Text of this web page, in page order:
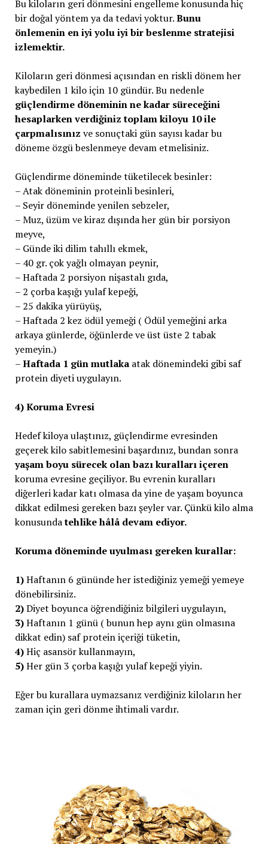
Bu kiloların geri dönmesini engelleme konusunda hiç
bir doğal yöntem ya da tedavi yoktur.Bunu
önlemenin en iyi yolu iyi bir beslenme stratejisi
izlemektir.
Kiloların geri dönmesi açısından en riskli dönem her
kaybedilen 1 kilo için 10 gündür. Bu nedenle
güçlendirme döneminin ne kadar süreceğini
hesaplarken verdiğiniz toplam kiloyu 10 ile
çarpmalısınız ve sonuçtaki gün sayısı kadar bu
döneme özgü beslenmeye devam etmelisiniz.
Güçlendirme döneminde tüketilecek besinler:
– Atak döneminin proteinli besinleri,
– Seyir döneminde yenilen sebzeler,
– Muz, üzüm ve kiraz dışında her gün bir porsiyon
meyve,
– Günde iki dilim tahıllı ekmek,
– 40 gr. çok yağlı olmayan peynir,
– Haftada 2 porsiyon nişastalı gıda,
– 2 çorba kaşığı yulaf kepeği,
– 25 dakika yürüyüş,
– Haftada 2 kez ödül yemeği ( Ödül yemeğini arka
arkaya günlerde, öğünlerde ve üst üste 2 tabak
yemeyin.)
–Haftada 1 gün mutlakaatak dönemindeki gibi saf
protein diyeti uygulayın.
4) Koruma Evresi
Hedef kiloya ulaştınız, güçlendirme evresinden
geçerek kilo sabitlemesini başardınız, bundan sonra
yaşam boyu sürecek olan bazı kuralları içeren
koruma evresine geçiliyor. Bu evrenin kuralları
diğerleri kadar katı olmasa da yine de yaşam boyunca
dikkat edilmesi gereken bazı şeyler var. Çünkü kilo alma
konusundatehlike hâlâ devam ediyor.
Koruma döneminde uyulması gereken kurallar:
1)Haftanın 6 gününde her istediğiniz yemeği yemeye
dönebilirsiniz.
2)Diyet boyunca öğrendiğiniz bilgileri uygulayın,
3)Haftanın 1 günü ( bunun hep aynı gün olmasına
dikkat edin) saf protein içeriği tüketin,
4)Hiç asansör kullanmayın,
5)Her gün 3 çorba kaşığı yulaf kepeği yiyin.
Eğer bu kurallara uymazsanız verdiğiniz kiloların her
zaman için geri dönme ihtimali vardır.